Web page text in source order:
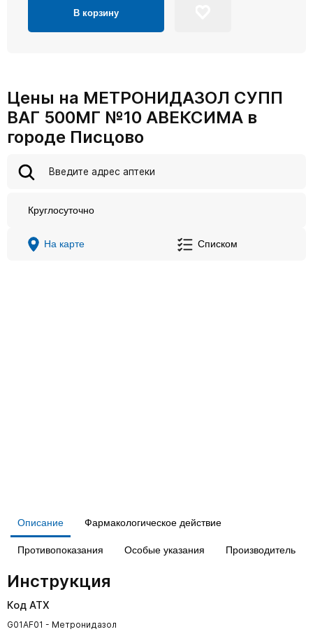
В корзину
Цены на МЕТРОНИДАЗОЛ СУПП
ВАГ 500МГ №10 АВЕКСИМА в
городе Писцово
Круглосуточно
На карте Списком
Описание Фармакологическое действие
Противопоказания Особые указания Производитель
Инструкция
Код АТХ
G01AF01 - Метронидазол